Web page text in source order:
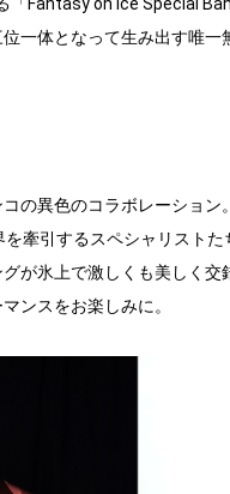
一体となって生み出す唯一
の異色のコラボレーション
牽引するスペシャリスト
が氷上で激しくも美しく交
ンスをお楽しみに。